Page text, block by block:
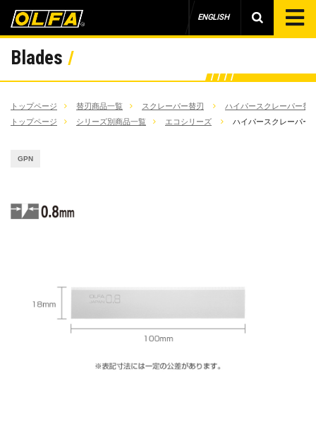
ENGLISH
Blades
トップページ 替刃商品一覧 スクレーパー替刃
ハイパースクレーパー替
トップページ
シリーズ別商品一覧 エコシリーズ ハイパースクレーパー
GPN